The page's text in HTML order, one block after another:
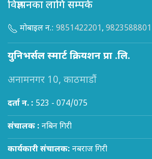
विज्ञापनका लागि सम्पर्क
मोबाइल न.: 9851422201, 9823588801
युनिभर्सल स्मार्ट क्रियशन प्रा .लि.
अनामनगर 10, काठमाडौं
दर्ता न. : 523 - 074/075
संचालक : नबिन गिरी
कार्यकारी संचालक: नबराज गिरी